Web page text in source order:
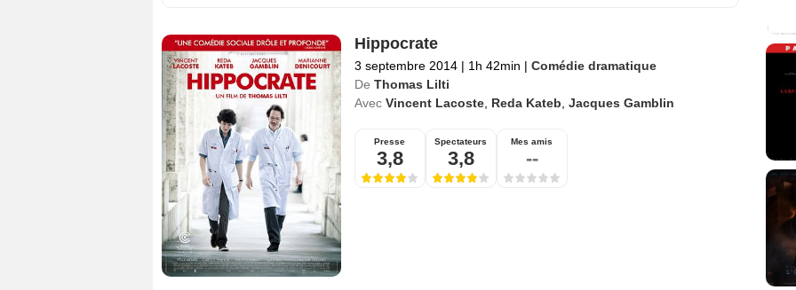
Hippocrate
3 septembre 2014 | 1h 42min | Comédie dramatique
De Thomas Lilti
Avec Vincent Lacoste, Reda Kateb Jacques Gamblin
Presse
3,8
Spectateurs
3,8
Mes amis
--